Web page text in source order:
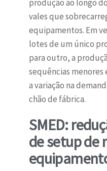
produção ao longo
vales que
equipamentos. Em
lotes de um único
para outro, a
sequências menores
a variação na
chão de fábrica.
SMED:
de setup de